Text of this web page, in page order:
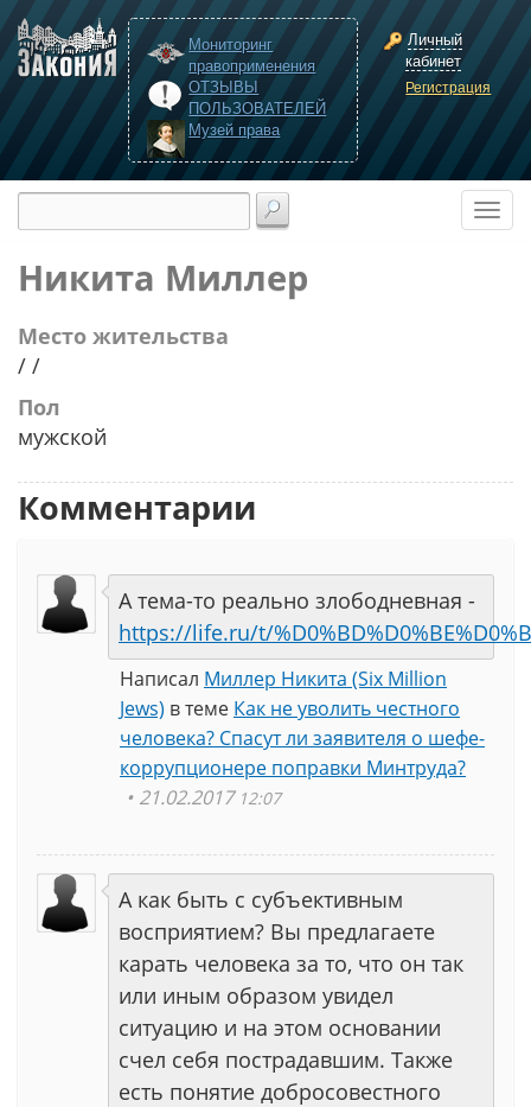
Мониторинг
правоприменения
ОТЗЫВЫ
ПОЛЬЗОВАТЕЛЕЙ
Музей права
Личный
кабинет
Регистрация
Никита Миллер
Место жительства
/ /
Пол
мужской
Комментарии
А тема-то реально злободневная -
https://life.ru/t/
Написал Миллер Никита (Six Million
Jews) в теме Как не уволить честного
человека? Спасут ли заявителя о шефе-
коррупционере поправки Минтруда?
21.02.2017 12:07
А как быть с субъективным
восприятием? Вы предлагаете
карать человека за то, что он так
или иным образом увидел
ситуацию и на этом основании
счел себя пострадавшим. Также
есть понятие добросовестного